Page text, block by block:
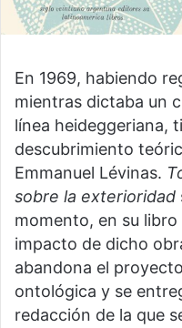
En 1969, habiendo
mientras dictaba un
línea heideggeriana,
descubrimiento
Emmanuel Lévinas.
sobre la exterioridad
momento, en su libro
impacto de dicho
abandona el
ontológica y se
redacción de la que